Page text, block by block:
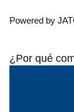
Powered by
¿Por qué